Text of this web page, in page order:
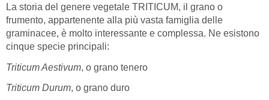
La storia del genere vegetale TRITICUM, il grano o
frumento, appartenente alla più vasta famiglia delle
graminacee, è molto interessante e complessa. Ne esistono
cinque specie principali:
Triticum Aestivum, o grano tenero
Triticum Durum, o grano duro